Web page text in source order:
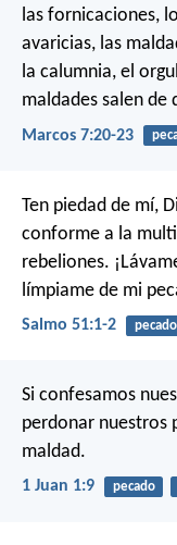
las fornicaciones,
avaricias, las
la calumnia, el
maldades salen
Marcos 7:20-23
Ten piedad de mí,
conforme a la
rebeliones.
límpiame de mi
Salmo 51:1-2 pecado
Si confesamos
perdonar nuestros
maldad.
1 Juan 1:9 pecado